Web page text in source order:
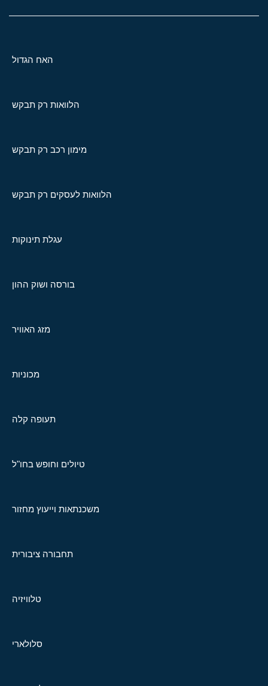
האח הגדול
הלוואות רק תבקש
מימון רכב רק תבקש
הלוואות לעסקים רק תבקש
עגלת תינוקות
בורסה ושוק ההון
מזג האוויר
מכוניות
תעופה קלה
טיולים וחופש בחו"ל
משכנתאות וייעוץ מחזור
תחבורה ציבורית
טלוויזיה
סלולארי